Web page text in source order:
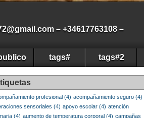
– +34617763108 –
tags# tags#2
profesional (4) acompañamiento seguro (4)
sensoriales (4) apoyo escolar (4) atención
(4) aumento de temperatura corporal (4) campañas